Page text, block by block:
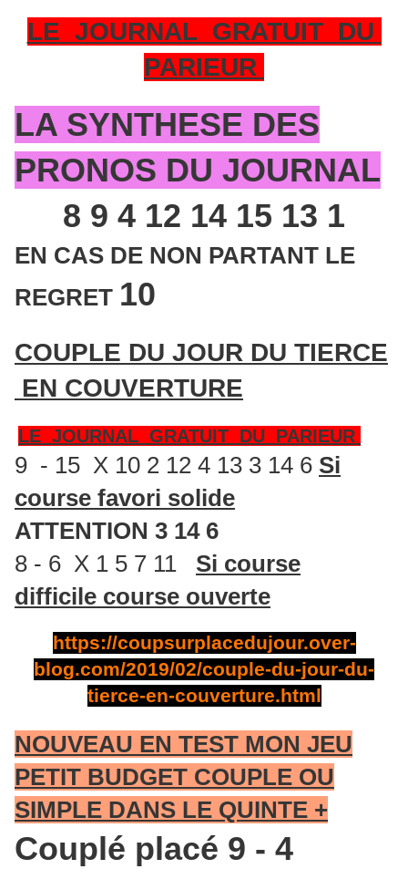
LE JOURNAL GRATUIT DU
PARIEUR
LA SYNTHESE DES
PRONOS DU JOURNAL
8 9 4 12 14 15 13 1
EN CAS DE NON PARTANT LE
REGRET 10
COUPLE DU JOUR DU TIERCE
EN COUVERTURE
LE JOURNAL GRATUIT DU PARIEUR
9 - 15 X 10 2 12 4 13 3 14 6 Si
course favori solide
ATTENTION 3 14 6
8 - 6 X 1 5 7 11 Si course
difficile course ouverte
https://coupsurplacedujour.over-
blog.com/2019/02/couple-du-jour-du-
tierce-en-couverture.html
NOUVEAU EN TEST MON JEU
PETIT BUDGET COUPLE OU
SIMPLE DANS LE QUINTE +
Couplé placé 9 - 4